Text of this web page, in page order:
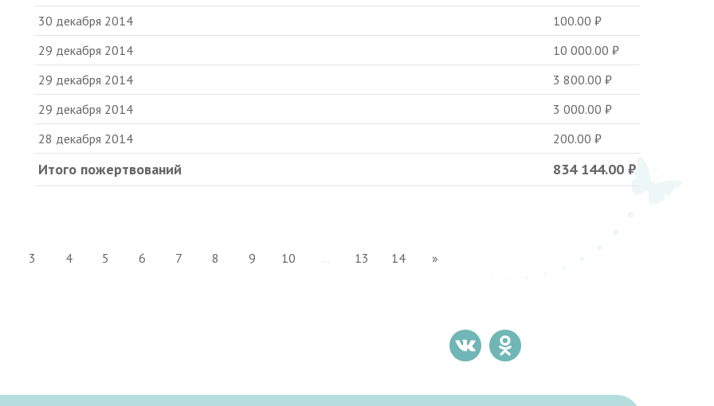
30 декабря 2014
100.00₽
29 декабря 2014
10 000.00₽
29 декабря 2014
3 800.00₽
29 декабря 2014
3 000.00₽
28 декабря 2014
200.00₽
Итого пожертвований 834 144.00₽
3 4 5 6 7 8 9 10 ... 13 14 »